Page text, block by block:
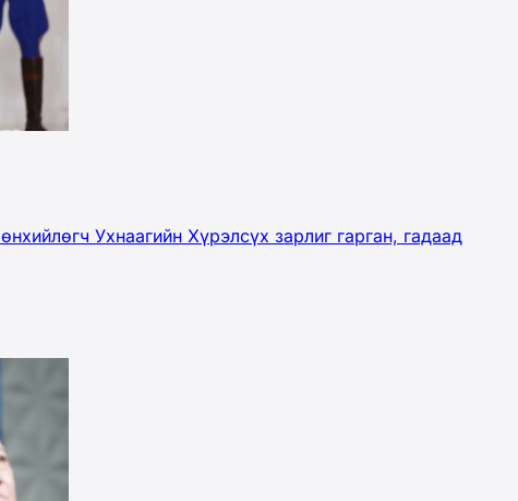
Ухнаагийн Хүрэлсүх зарлиг гарган, гадаад